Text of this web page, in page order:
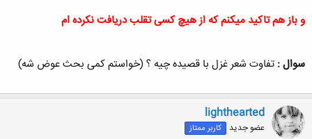
و باز هم تاکید میکنم که از هیچ کسی تقلب دریافت نکرده ام
سوال : تفاوت شعر غزل با قصیده چیه ؟ (خواستم کمی بحث عوض شه)
lighthearted
عضو جدید کاربر ممتاز